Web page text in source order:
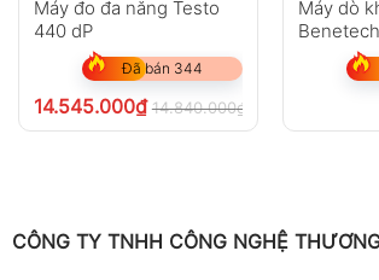
Máy đo đa năng Testo
440 dP
Đã bán 344
14.545.000₫ 14.840.000₫
Máy dò
CÔNG TY TNHH CÔNG NGHỆ